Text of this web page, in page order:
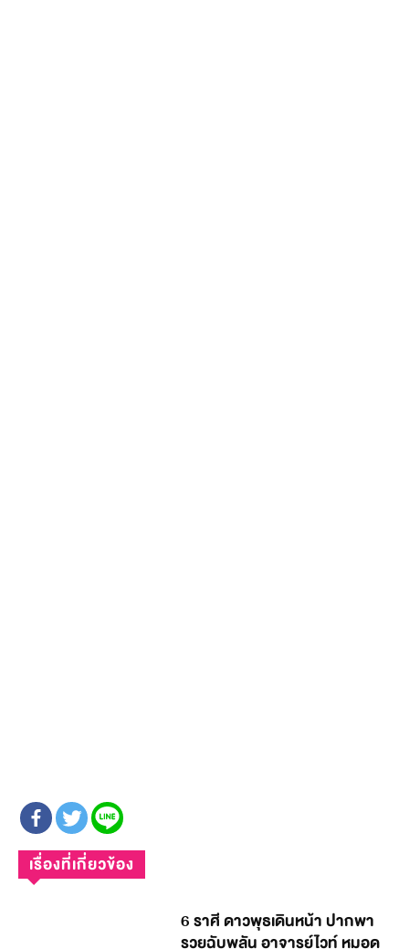
เรื่องที่เกี่ยวข้อง
6 ราศี ดาวพุธเดินหน้า ปากพา
รวยฉับพลัน อาจารย์ไวท์ หมอดู